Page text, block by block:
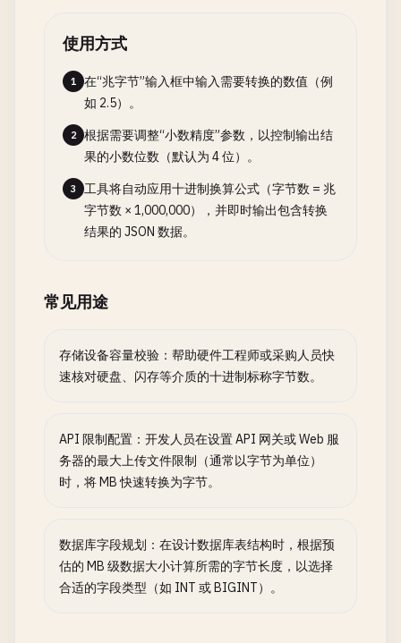
使用方式
1
在“兆字节”输入框中输入需要转换的数值（例
如 2.5）。
2
根据需要调整“小数精度”参数，以控制输出结
果的小数位数（默认为 4 位）。
3
工具将自动应用十进制换算公式（字节数 = 兆
字节数 × 1,000,000），并即时输出包含转换
结果的 JSON 数据。
常见用途
存储设备容量校验：帮助硬件工程师或采购人员快
速核对硬盘、闪存等介质的十进制标称字节数。
API 限制配置：开发人员在设置 API 网关或 Web 服
务器的最大上传文件限制（通常以字节为单位）
时，将 MB 快速转换为字节。
数据库字段规划：在设计数据库表结构时，根据预
估的 MB 级数据大小计算所需的字节长度，以选择
合适的字段类型（如 INT 或 BIGINT）。